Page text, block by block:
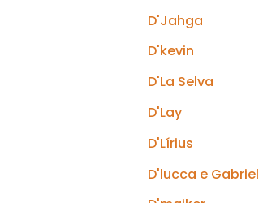
D'Jahga
D'kevin
D'La Selva
D'Lay
D'Lírius
D'lucca e Gabriel